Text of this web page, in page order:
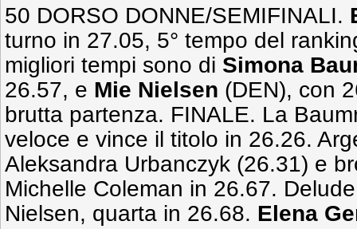
50 DORSO DONNE/SEMIFINALI.
turno in 27.05, 5° tempo del
migliori tempi sono di Simona
26.57, e Mie Nielsen (DEN), con
brutta partenza. FINALE. La
veloce e vince il titolo in 26.26.
Aleksandra Urbanczyk (26.31) e
Michelle Coleman in 26.67.
Nielsen, quarta in 26.68. Elena